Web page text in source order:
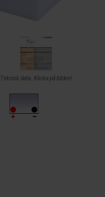
Teknisk data. Klicka på bilden!